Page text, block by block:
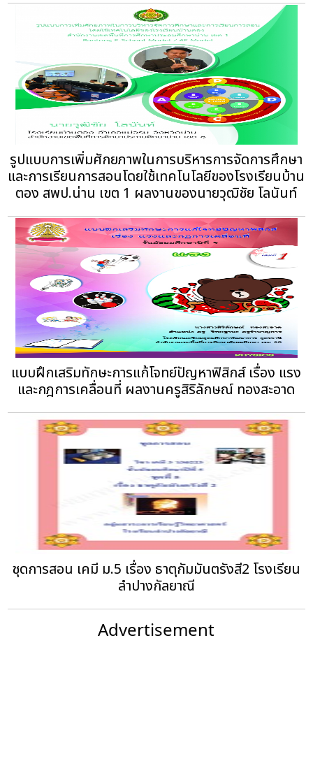
รูปแบบการเพิ่มศักยภาพในการบริหารการจัดการศึกษา
และการเรียนการสอนโดยใช้เทคโนโลยีของโรงเรียนบ้าน
ตอง สพป.น่าน เขต 1 ผลงานของนายวุฒิชัย โลนันท์
แบบฝึกเสริมทักษะการแก้โจทย์ปัญหาฟิสิกส์ เรื่อง แรง
และกฎการเคลื่อนที่ ผลงานครูสิริลักษณ์ ทองสะอาด
ชุดการสอน เคมี ม.5 เรื่อง ธาตุกัมมันตรังสี2 โรงเรียน
ลำปางกัลยาณี
Advertisement